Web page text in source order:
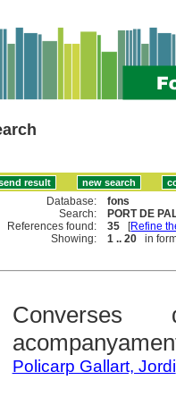
Database:
fons
Search:
PORT DE
References found:
35 [Refine
Showing:
1 .. 20 in
Policarp Gallart, Jordi